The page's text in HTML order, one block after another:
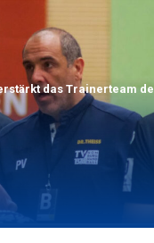
das Trainerteam